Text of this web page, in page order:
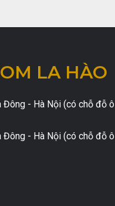
LA HÀO
Đông - Hà Nội (có chỗ đỗ ô
Đông - Hà Nội (có chỗ đỗ ô